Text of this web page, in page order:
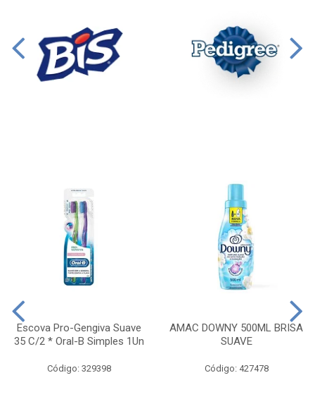
Escova Pro-Gengiva Suave
35 C/2 * Oral-B Simples 1Un
Código: 329398
AMAC DOWNY 500ML BRISA
SUAVE
Código: 427478